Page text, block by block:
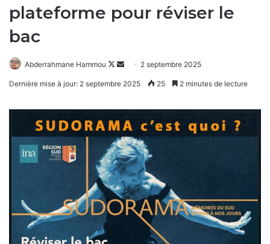
plateforme pour réviser le
bac
Abderrahmane Hammou
Follow
Envoyer2 septembre 2025
Dernière mise à jour: 2 septembre 2025 25 2 minutes de lecture